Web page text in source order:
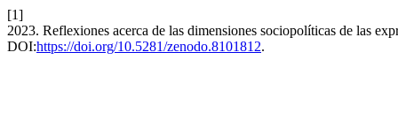
[1]
2023. Reflexiones acerca de las dimensiones sociopolíticas de las
DOI:https://doi.org/10.5281/zenodo.8101812.